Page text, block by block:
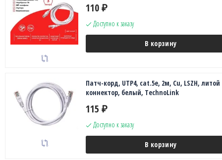
110 ₽
Доступно к заказу
В корзину
Патч-корд, UTP4, cat.5e, 2м, Сu, LSZH, литой
коннектор, белый, TechnoLink
115 ₽
Доступно к заказу
В корзину